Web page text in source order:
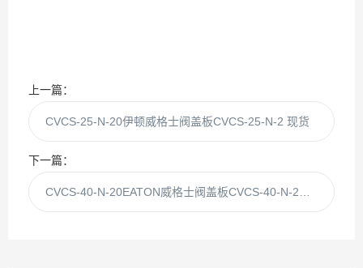
上一篇：
CVCS-25-N-20伊顿威格士阀盖板CVCS-25-N-2 现货
下一篇：